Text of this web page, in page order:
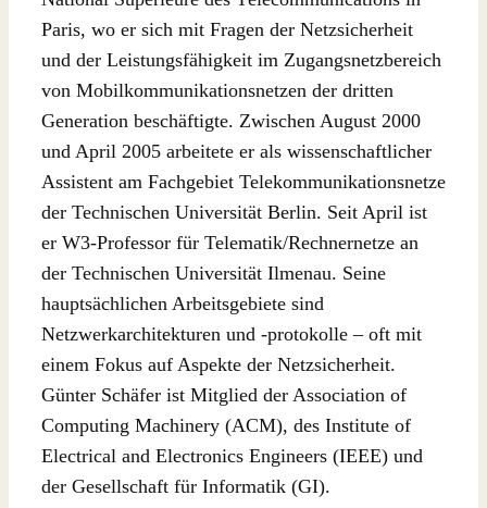
Paris, wo er sich mit Fragen der Netzsicherheit
und der Leistungsfähigkeit im Zugangsnetzbereich
von Mobilkommunikationsnetzen der dritten
Generation beschäftigte. Zwischen August 2000
und April 2005 arbeitete er als wissenschaftlicher
Assistent am Fachgebiet Telekommunikationsnetze
der Technischen Universität Berlin. Seit April ist
er W3-Professor für Telematik/Rechnernetze an
der Technischen Universität Ilmenau. Seine
hauptsächlichen Arbeitsgebiete sind
Netzwerkarchitekturen und -protokolle – oft mit
einem Fokus auf Aspekte der Netzsicherheit.
Günter Schäfer ist Mitglied der Association of
Computing Machinery (ACM), des Institute of
Electrical and Electronics Engineers (IEEE) und
der Gesellschaft für Informatik (GI).